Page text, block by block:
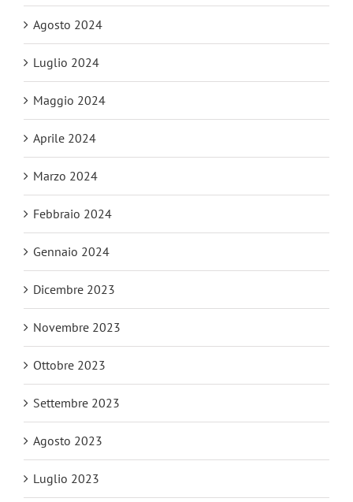
Agosto 2024
Luglio 2024
Maggio 2024
Aprile 2024
Marzo 2024
Febbraio 2024
Gennaio 2024
Dicembre 2023
Novembre 2023
Ottobre 2023
Settembre 2023
Agosto 2023
Luglio 2023